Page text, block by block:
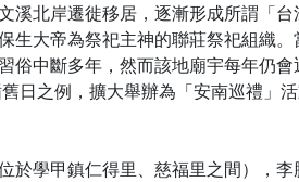
北岸遷徙移居，逐漸形成所謂「
大帝為祭祀主神的聯莊祭祀組織
中斷多年，然而該地廟宇每年仍
日之例，擴大舉辦為「安南巡禮」活
學甲鎮仁得里、慈福里之間），